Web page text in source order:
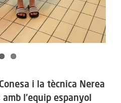
i la tècnica Nerea
l’equip espanyol